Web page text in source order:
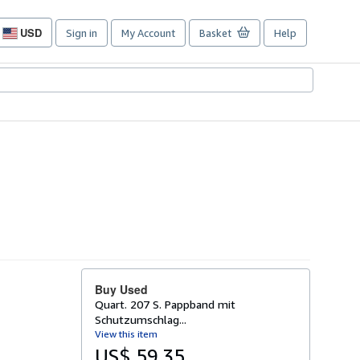
USD
Site
preferences
Sign in My Account Basket Help
Buy Used
Quart. 207 S. Pappband mit
Schutzumschlag...
View this item